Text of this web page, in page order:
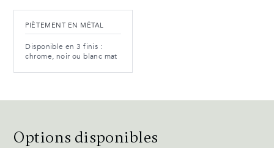
PIÈTEMENT EN MÉTAL
Disponible en 3 finis :
chrome, noir ou blanc mat
Options disponibles